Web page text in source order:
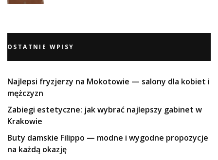
OSTATNIE WPISY
Najlepsi fryzjerzy na Mokotowie — salony dla kobiet i
mężczyzn
Zabiegi estetyczne: jak wybrać najlepszy gabinet w
Krakowie
Buty damskie Filippo — modne i wygodne propozycje
na każdą okazję